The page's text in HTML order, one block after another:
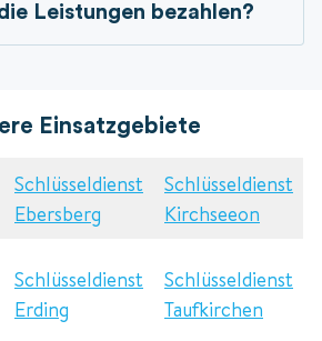
Leistungen bezahlen?
Einsatzgebiete
Schlüsseldienst
Ebersberg
Schlüsseldienst
Kirchseeon
Schlüsseldienst
Erding
Schlüsseldienst
Taufkirchen